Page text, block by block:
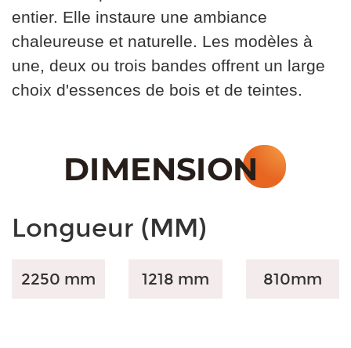
entier. Elle instaure une ambiance
chaleureuse et naturelle. Les modèles à
une, deux ou trois bandes offrent un large
choix d'essences de bois et de teintes.
Longueur (MM)
2250 mm 1218 mm 810mm